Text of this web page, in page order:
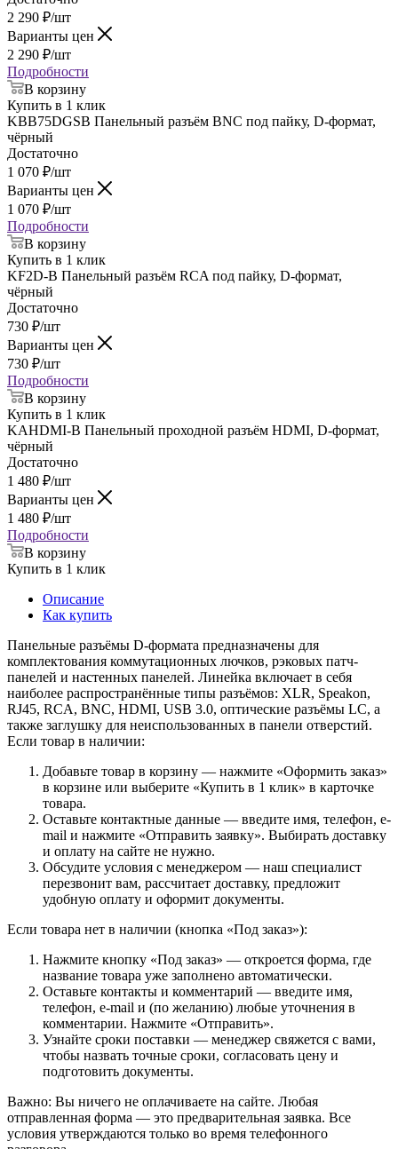
2 290 ₽/шт
Варианты цен
2 290 ₽/шт
Подробности
В корзину
Купить в 1 клик
KBB75DGSB Панельный разъём BNC под пайку, D-формат,
чёрный
Достаточно
1 070 ₽/шт
Варианты цен
1 070 ₽/шт
Подробности
В корзину
Купить в 1 клик
KF2D-B Панельный разъём RCA под пайку, D-формат,
чёрный
Достаточно
730 ₽/шт
Варианты цен
730 ₽/шт
Подробности
В корзину
Купить в 1 клик
KAHDMI-B Панельный проходной разъём HDMI, D-формат,
чёрный
Достаточно
1 480 ₽/шт
Варианты цен
1 480 ₽/шт
Подробности
В корзину
Купить в 1 клик
Описание
Как купить
Панельные разъёмы D-формата предназначены для
комплектования коммутационных лючков, рэковых патч-
панелей и настенных панелей. Линейка включает в себя
наиболее распространённые типы разъёмов: XLR, Speakon,
RJ45, RCA, BNC, HDMI, USB 3.0, оптические разъёмы LC, а
также заглушку для неиспользованных в панели отверстий.
Если товар в наличии:
Добавьте товар в корзину — нажмите «Оформить заказ»
в корзине или выберите «Купить в 1 клик» в карточке
товара.
Оставьте контактные данные — введите имя, телефон, e-
mail и нажмите «Отправить заявку». Выбирать доставку
и оплату на сайте не нужно.
Обсудите условия с менеджером — наш специалист
перезвонит вам, рассчитает доставку, предложит
удобную оплату и оформит документы.
Если товара нет в наличии (кнопка «Под заказ»):
Нажмите кнопку «Под заказ» — откроется форма, где
название товара уже заполнено автоматически.
Оставьте контакты и комментарий — введите имя,
телефон, e-mail и (по желанию) любые уточнения в
комментарии. Нажмите «Отправить».
Узнайте сроки поставки — менеджер свяжется с вами,
чтобы назвать точные сроки, согласовать цену и
подготовить документы.
Важно: Вы ничего не оплачиваете на сайте. Любая
отправленная форма — это предварительная заявка. Все
условия утверждаются только во время телефонного